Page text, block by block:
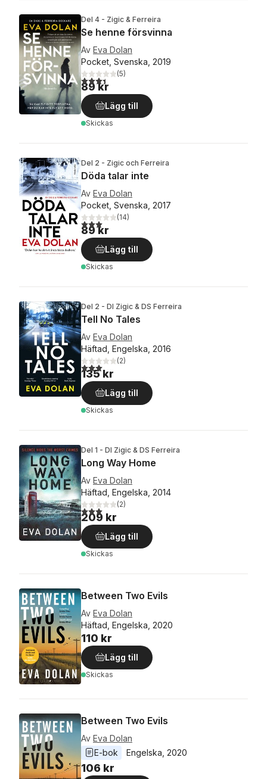
Del 4 - Zigic & Ferreira
Se henne försvinna
Av Eva Dolan
Pocket, Svenska, 2019
3,4utav 5 stjärnor. Totalt antal röster:
(5)
89 kr
Lägg till
Skickas
Del 2 - Zigic och Ferreira
Döda talar inte
Av Eva Dolan
Pocket, Svenska, 2017
3,0utav 5 stjärnor. Totalt antal röster:
(14)
89 kr
Lägg till
Skickas
Del 2 - DI Zigic & DS Ferreira
Tell No Tales
Av Eva Dolan
Häftad, Engelska, 2016
3,0utav 5 stjärnor. Totalt antal röster:
(2)
135 kr
Lägg till
Skickas
Del 1 - DI Zigic & DS Ferreira
Long Way Home
Av Eva Dolan
Häftad, Engelska, 2014
3,0utav 5 stjärnor. Totalt antal röster:
(2)
209 kr
Lägg till
Skickas
Between Two Evils
Av Eva Dolan
Häftad, Engelska, 2020
110 kr
Lägg till
Skickas
Between Two Evils
Av Eva Dolan
E-bok
Engelska 2020
106 kr